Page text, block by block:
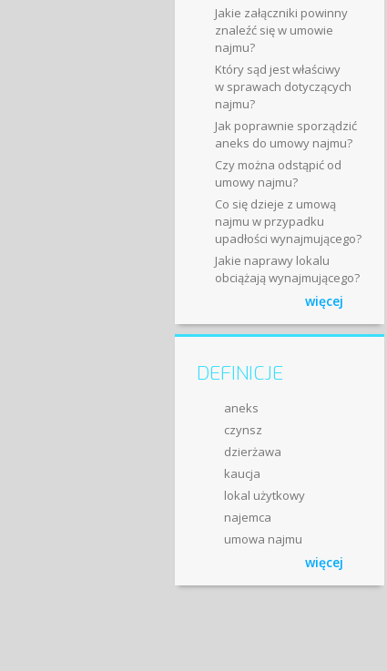
Jakie załączniki powinny
znaleźć się w umowie
najmu?
Który sąd jest właściwy
w sprawach dotyczących
najmu?
Jak poprawnie sporządzić
aneks do umowy najmu?
Czy można odstąpić od
umowy najmu?
Co się dzieje z umową
najmu w przypadku
upadłości wynajmującego?
Jakie naprawy lokalu
obciążają wynajmującego?
więcej
DEFINICJE
aneks
czynsz
dzierżawa
kaucja
lokal użytkowy
najemca
umowa najmu
więcej